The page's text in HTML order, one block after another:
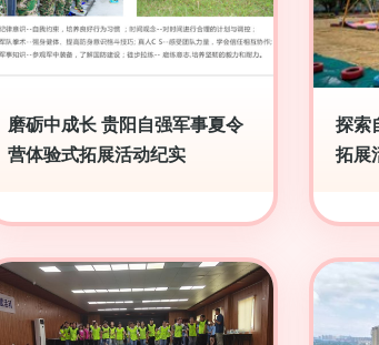
磨砺中成长 贵阳自强军事夏令
营体验式拓展活动纪实
探索
拓展